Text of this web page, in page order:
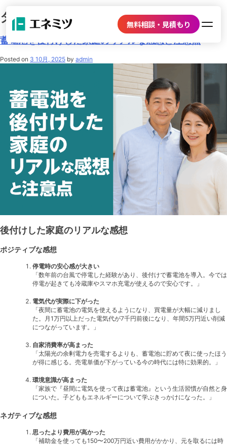
無料相談・見積もり
タグ:蓄電池後付け
蓄電池を後付けした家庭のリアルな感想と注意点
Posted on 3 10月, 2025 by admin
後付けした家庭のリアルな感想
ポジティブな感想
停電時の安心感が大きい
「数年前の台風で停電した経験があり、後付けで蓄電池を導入。今では
停電が起きても冷蔵庫やスマホ充電が使えるので安心です。」
電気代が実際に下がった
「夜間に蓄電池の電気を使えるようになり、買電量が大幅に減りまし
た。月1万円以上だった電気代が7千円前後になり、年間5万円近い削減
につながっています。」
自家消費率が高まった
「太陽光の余剰電力を売電するよりも、蓄電池に貯めて夜に使ったほう
が得に感じる。売電単価が下がっている今の時代には特に効果的。」
環境意識が高まった
「家族で『昼間に電気を使って夜は蓄電池』という生活習慣が自然と身
についた。子どももエネルギーについて学ぶきっかけになった。」
ネガティブな感想
思ったより費用が高かった
「補助金を使っても150〜200万円近い費用がかかり、元を取るには時